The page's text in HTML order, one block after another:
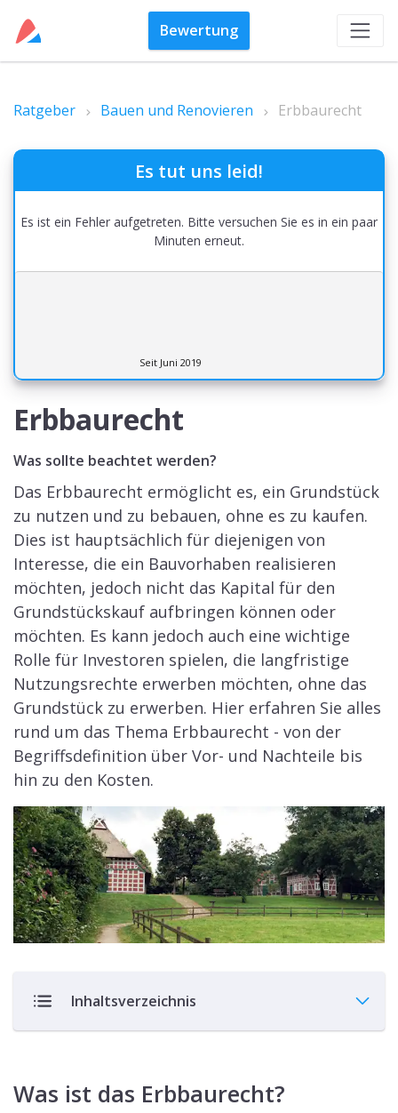
Bewertung
Ratgeber Bauen und Renovieren Erbbaurecht
Erbbaurecht
Was sollte beachtet werden?
Das Erbbaurecht ermöglicht es, ein Grundstück
zu nutzen und zu bebauen, ohne es zu kaufen.
Dies ist hauptsächlich für diejenigen von
Interesse, die ein Bauvorhaben realisieren
möchten, jedoch nicht das Kapital für den
Grundstückskauf aufbringen können oder
möchten. Es kann jedoch auch eine wichtige
Rolle für Investoren spielen, die langfristige
Nutzungsrechte erwerben möchten, ohne das
Grundstück zu erwerben. Hier erfahren Sie alles
rund um das Thema Erbbaurecht - von der
Begriffsdefinition über Vor- und Nachteile bis
hin zu den Kosten.
Inhaltsverzeichnis
Was ist das Erbbaurecht?
Es tut uns leid!
Es ist ein Fehler aufgetreten. Bitte versuchen Sie es in ein paar
Minuten erneut.
Seit Juni 2019